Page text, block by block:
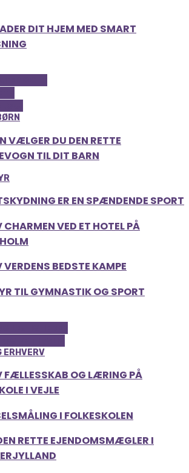
DIT HJEM MED SMART
VÆLGER DU DEN RETTE
TIL DIT BARN
ER EN SPÆNDENDE SPORT
CHARMEN VED ET HOTEL PÅ
VERDENS BEDSTE KAMPE
TIL GYMNASTIK OG SPORT
ERHVERV
FÆLLESSKAB OG LÆRING PÅ
I VEJLE
I FOLKESKOLEN
RETTE EJENDOMSMÆGLER I